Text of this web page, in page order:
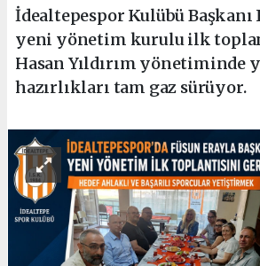
İdealtepespor Kulübü Başkanı
yeni yönetim kurulu ilk
Hasan Yıldırım yönetiminde
hazırlıkları tam gaz sürüyor.